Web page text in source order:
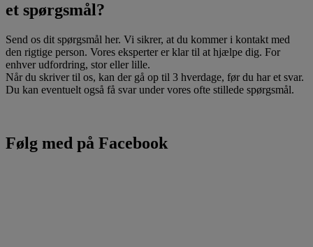
et spørgsmål?
Send os dit spørgsmål her. Vi sikrer, at du kommer i kontakt med
den rigtige person. Vores eksperter er klar til at hjælpe dig. For
enhver udfordring, stor eller lille.
Når du skriver til os, kan der gå op til 3 hverdage, før du har et svar.
Du kan eventuelt også få svar under vores ofte stillede spørgsmål.
Følg med på Facebook